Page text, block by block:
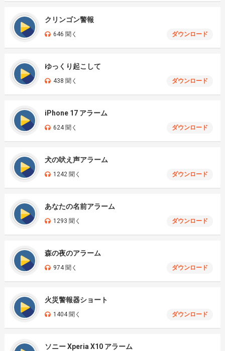
クリンゴン警報
646 聞く ダウンロード
ゆっくり起こして
438 聞く ダウンロード
iPhone 17 アラーム
624 聞く ダウンロード
犬の吠え声アラーム
1242 聞く ダウンロード
あなたの名前アラーム
1293 聞く ダウンロード
森の夜のアラーム
974 聞く ダウンロード
火災警報器ショート
1404 聞く ダウンロード
ソニー Xperia X10 アラーム